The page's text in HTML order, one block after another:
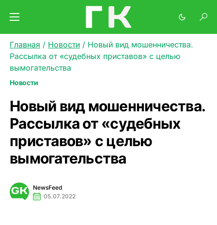
Главная / Новости / Новый вид мошенничества.
Рассылка от «судебных приставов» с целью
вымогательства
Новости
Новый вид мошенничества.
Рассылка от «судебных
приставов» с целью
вымогательства
NewsFeed
05.07.2022